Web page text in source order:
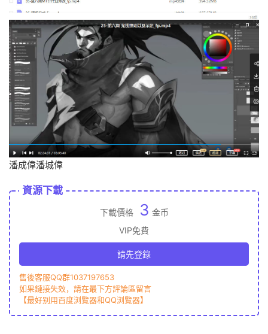
潘成偉潘城偉
資源下載
下載價格 3 金币
VIP免費
請先登錄
售後客服QQ群1037197653
如果鏈接失效，請在最下方評論區留言
【最好别用百度浏覽器和QQ浏覽器】